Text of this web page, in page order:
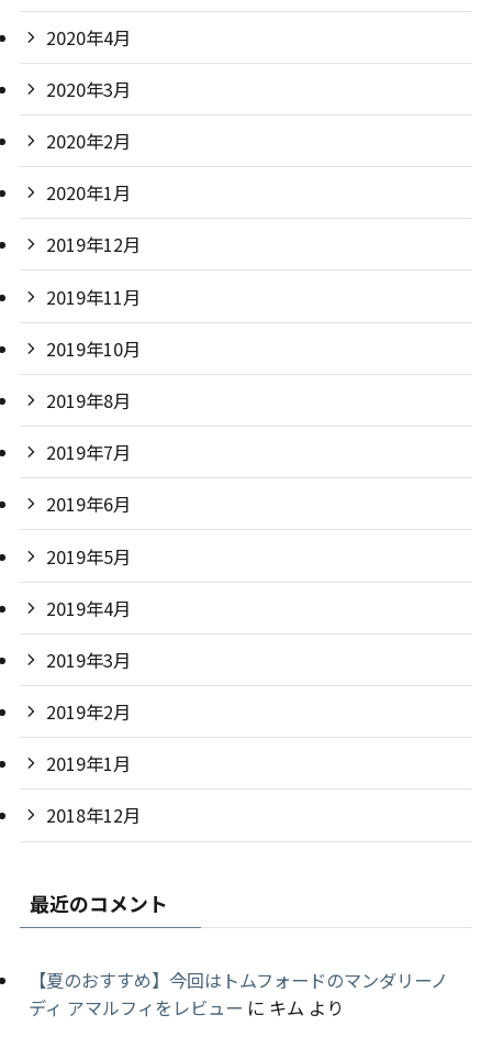
2020年4月
2020年3月
2020年2月
2020年1月
2019年12月
2019年11月
2019年10月
2019年8月
2019年7月
2019年6月
2019年5月
2019年4月
2019年3月
2019年2月
2019年1月
2018年12月
最近のコメント
【夏のおすすめ】今回はトムフォードのマンダリーノ
ディ アマルフィをレビュー に キム より